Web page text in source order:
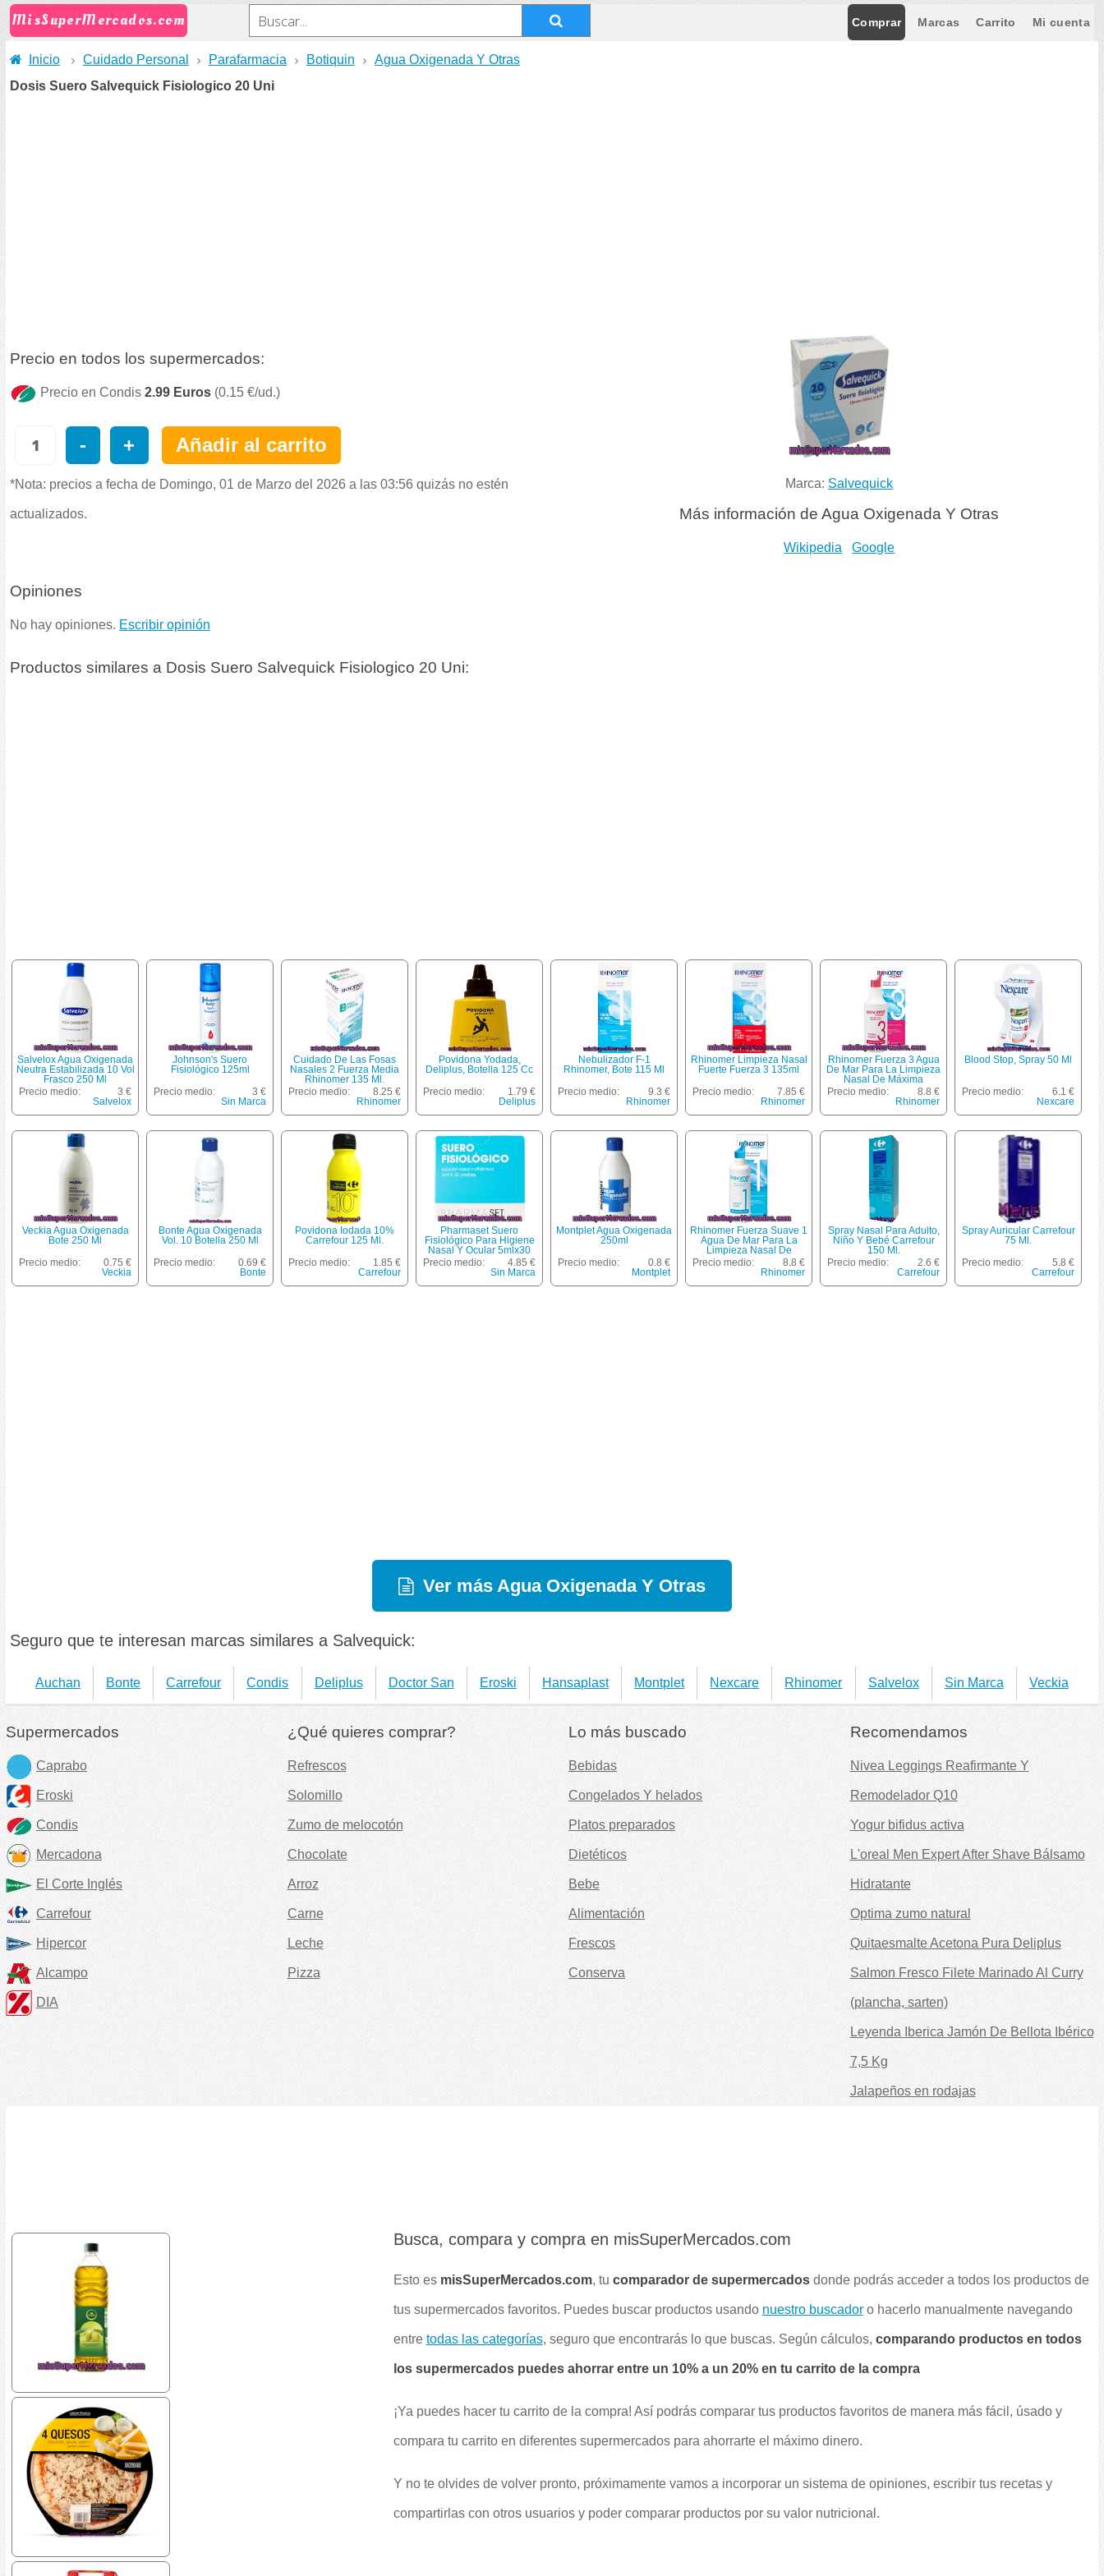
MisSuperMercados.com Comprar Marcas Carrito Mi cuenta
Inicio Cuidado Personal Parafarmacia Botiquin
Agua Oxigenada Y Otras
Dosis Suero Salvequick Fisiologico 20 Uni
Marca: Salvequick
Más información de Agua Oxigenada Y Otras
Wikipedia Google
Precio en todos los supermercados:
Precio en Condis 2.99 Euros (0.15 €/ud.)
- + Añadir al carrito
*Nota: precios a fecha de Domingo, 01 de Marzo del 2026 a las 03:56 quizás no estén
actualizados.
Opiniones
No hay opiniones. Escribir opinión
Productos similares a Dosis Suero Salvequick Fisiologico 20 Uni:
Salvelox Agua Oxigenada
Neutra Estabilizada 10 Vol
Frasco 250 Ml
Precio medio:
3 €
Salvelox
Johnson's Suero
Fisiológico 125ml
Precio medio:
3 €
Sin Marca
Cuidado De Las Fosas
Nasales 2 Fuerza Media
Rhinomer 135 Ml.
Precio medio:
8.25 €
Rhinomer
Povidona Yodada,
Deliplus, Botella 125 Cc
Precio medio:
1.79 €
Deliplus
Nebulizador F-1
Rhinomer, Bote 115 Ml
Precio medio:
9.3 €
Rhinomer
Rhinomer Limpieza Nasal
Fuerte Fuerza 3 135ml
Precio medio:
7.85 €
Rhinomer
Rhinomer Fuerza 3 Agua
De Mar Para La Limpieza
Nasal De Máxima
Potencia Frasco 135 Ml
Precio medio:
8.8 €
Rhinomer
Blood Stop, Spray 50 Ml
Precio medio:
6.1 €
Nexcare
Veckia Agua Oxigenada
Bote 250 Ml
Precio medio:
0.75 €
Veckia
Bonte Agua Oxigenada
Vol. 10 Botella 250 Ml
Precio medio:
0.69 €
Bonte
Povidona Iodada 10%
Carrefour 125 Ml.
Precio medio:
1.85 €
Carrefour
Pharmaset Suero
Fisiológico Para Higiene
Nasal Y Ocular 5mlx30
Caja 30 Dosis
Precio medio:
4.85 €
Sin Marca
Montplet Agua Oxigenada
250ml
Precio medio:
0.8 €
Montplet
Rhinomer Fuerza Suave 1
Agua De Mar Para La
Limpieza Nasal De
Potencia Suave Spray 115
Precio medio:
8.8 €
Rhinomer
Spray Nasal Para Adulto,
Niño Y Bebé Carrefour
150 Ml.
Precio medio:
2.6 €
Carrefour
Spray Auricular Carrefour
75 Ml.
Precio medio:
5.8 €
Carrefour
Ver más Agua Oxigenada Y Otras
Seguro que te interesan marcas similares a Salvequick:
Auchan Bonte Carrefour Condis Deliplus Doctor San Eroski Hansaplast Montplet Nexcare Rhinomer Salvelox Sin Marca Veckia
Supermercados
Caprabo
Eroski
Condis
Mercadona
El Corte Inglés
Carrefour
Hipercor
Alcampo
DIA
¿Qué quieres comprar?
Refrescos
Solomillo
Zumo de melocotón
Chocolate
Arroz
Carne
Leche
Pizza
Lo más buscado
Bebidas
Congelados Y helados
Platos preparados
Dietéticos
Bebe
Alimentación
Frescos
Conserva
Recomendamos
Nivea Leggings Reafirmante Y
Remodelador Q10
Yogur bifidus activa
L'oreal Men Expert After Shave Bálsamo
Hidratante
Optima zumo natural
Quitaesmalte Acetona Pura Deliplus
Salmon Fresco Filete Marinado Al Curry
(plancha, sarten)
Leyenda Iberica Jamón De Bellota Ibérico
7,5 Kg
Jalapeños en rodajas
Busca, compara y compra en misSuperMercados.com
Esto es misSuperMercados.com, tu comparador de supermercadosdonde podrás acceder a todos los productos de
tus supermercados favoritos. Puedes buscar productos usando nuestro buscadoro hacerlo manualmente navegando
entre todas las categorías, seguro que encontrarás lo que buscas. Según cálculos, comparando productos en todos
los supermercados puedes ahorrar entre un 10% a un 20% en tu carrito de la compra
¡Ya puedes hacer tu carrito de la compra! Así podrás comparar tus productos favoritos de manera más fácil, úsado y
compara tu carrito en diferentes supermercados para ahorrarte el máximo dinero.
Y no te olvides de volver pronto, próximamente vamos a incorporar un sistema de opiniones, escribir tus recetas y
compartirlas con otros usuarios y poder comparar productos por su valor nutricional.